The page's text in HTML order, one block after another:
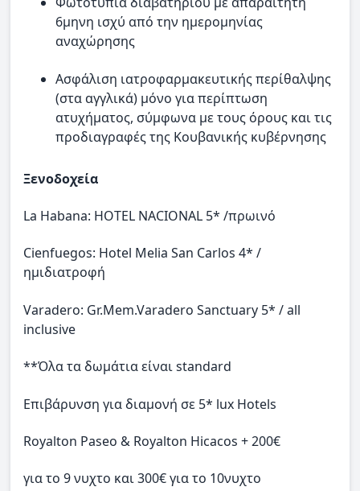
6μηνη ισχύ από την ημερομηνίας
αναχώρησης
Ασφάλιση ιατροφαρμακευτικής περίθαλψης
(στα αγγλικά) μόνο για περίπτωση
ατυχήματος, σύμφωνα με τους όρους και τις
προδιαγραφές της Κουβανικής κυβέρνησης
Ξενοδοχεία
La Habana: HOTEL NACIONAL 5* /πρωινό
Cienfuegos: Hotel Melia San Carlos 4* /
ημιδιατροφή
Varadero: Gr.Mem.Varadero Sanctuary 5* / all
inclusive
**Όλα τα δωμάτια είναι standard
Επιβάρυνση για διαμονή σε 5* lux Hotels
Royalton Paseo & Royalton Ηicacos + 200€
για το 9 νυχτο και 300€ για το 10νυχτο